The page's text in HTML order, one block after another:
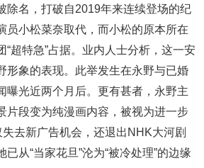
除名，打破自2019年来连续登场的纪
员小松菜奈取代，而小松的原本所在
“超特急”占据。业内人士分析，这一安
形象的表现。此举发生在永野与已婚
曝光近两个月后。更有甚者，永野主
片段变为纯漫画内容，被视为进一步
失去新广告机会，还退出NHK大河剧
从“当家花旦”沦为“被冷处理”的边缘